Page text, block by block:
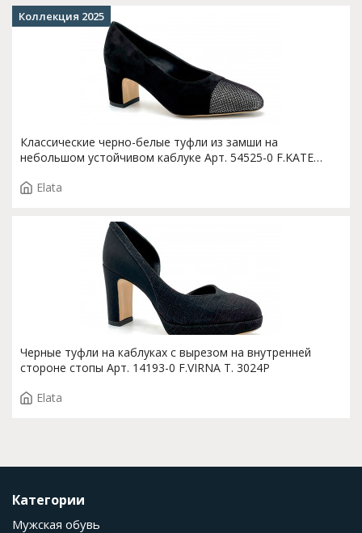
Классические черно-белые туфли из замши на
небольшом устойчивом каблуке Арт. 54525-0 F.KATE
Elata
Коллекция 2025
Черные туфли на каблуках с вырезом на внутренней
стороне стопы Арт. 14193-0 F.VIRNA T. 3024P
Elata
Категории
Мужская обувь